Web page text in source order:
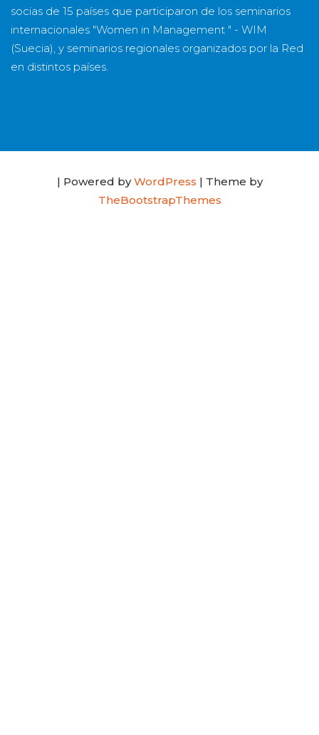
socias de 15 países que participaron de los seminarios
internacionales "Women in Management " - WIM
(Suecia), y seminarios regionales organizados por la Red
en distintos países.
| Powered byWordPress | Theme by
TheBootstrapThemes